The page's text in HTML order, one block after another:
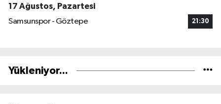
17 Ağustos, Pazartesi
Samsunspor - Göztepe
21:30
Yükleniyor...